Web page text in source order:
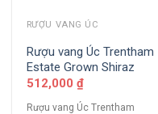
RƯỢU VANG ÚC
Rượu vang Úc Trentham
Estate Grown Shiraz
512,000 ₫
Rượu vang Úc Trentham